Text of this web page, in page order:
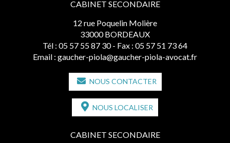
CABINET SECONDAIRE
12 rue Poquelin Molière
33000 BORDEAUX
Tél : 05 57 55 87 30 - Fax : 05 57 51 73 64
Email : gaucher-piola@gaucher-piola-avocat.fr
NOUS CONTACTER
NOUS LOCALISER
CABINET SECONDAIRE